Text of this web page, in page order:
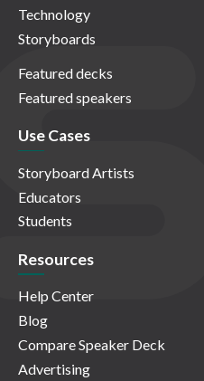
Technology
Storyboards
Featured decks
Featured speakers
Use Cases
Storyboard Artists
Educators
Students
Resources
Help Center
Blog
Compare Speaker Deck
Advertising